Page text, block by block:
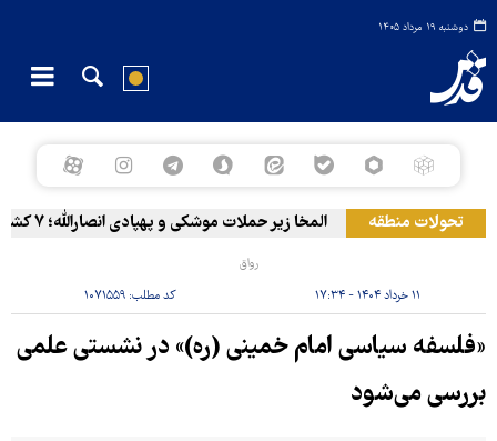
دوشنبه ۱۹ مرداد ۱۴۰۵
تحولات منطقه المخا زیر حملات موشکی و پهپادی انصارالله؛ ۷ کشته و ۳۰ زخمی
رواق
۱۱ خرداد ۱۴۰۴ - ۱۷:۳۴ کد مطلب:۱۰۷۱۵۵۹
«فلسفه سیاسی امام خمینی (ره)» در نشستی علمی
بررسی می‌شود